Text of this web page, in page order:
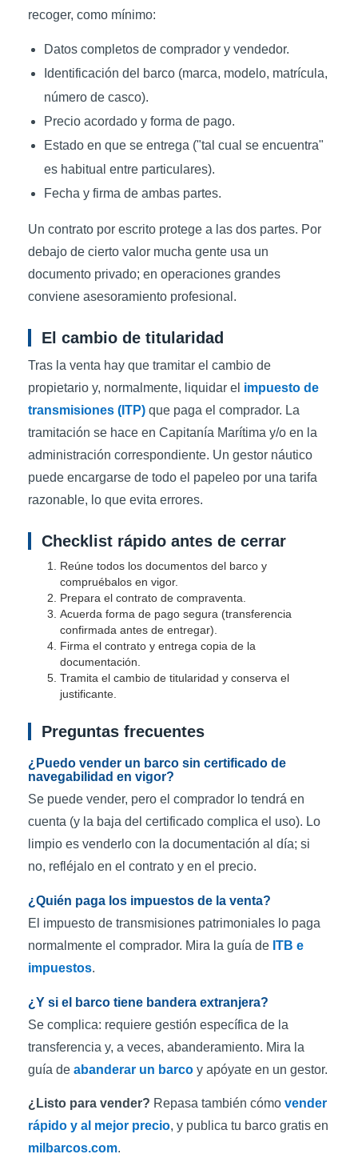
recoger, como mínimo:
Datos completos de comprador y vendedor.
Identificación del barco (marca, modelo, matrícula,
número de casco).
Precio acordado y forma de pago.
Estado en que se entrega ("tal cual se encuentra"
es habitual entre particulares).
Fecha y firma de ambas partes.
Un contrato por escrito protege a las dos partes. Por
debajo de cierto valor mucha gente usa un
documento privado; en operaciones grandes
conviene asesoramiento profesional.
El cambio de titularidad
Tras la venta hay que tramitar el cambio de
propietario y, normalmente, liquidar el impuesto de
transmisiones (ITP) que paga el comprador. La
tramitación se hace en Capitanía Marítima y/o en la
administración correspondiente. Un gestor náutico
puede encargarse de todo el papeleo por una tarifa
razonable, lo que evita errores.
Checklist rápido antes de cerrar
Reúne todos los documentos del barco y
compruébalos en vigor.
Prepara el contrato de compraventa.
Acuerda forma de pago segura (transferencia
confirmada antes de entregar).
Firma el contrato y entrega copia de la
documentación.
Tramita el cambio de titularidad y conserva el
justificante.
Preguntas frecuentes
¿Puedo vender un barco sin certificado de
navegabilidad en vigor?
Se puede vender, pero el comprador lo tendrá en
cuenta (y la baja del certificado complica el uso). Lo
limpio es venderlo con la documentación al día; si
no, refléjalo en el contrato y en el precio.
¿Quién paga los impuestos de la venta?
El impuesto de transmisiones patrimoniales lo paga
normalmente el comprador. Mira la guía de ITB e
impuestos.
¿Y si el barco tiene bandera extranjera?
Se complica: requiere gestión específica de la
transferencia y, a veces, abanderamiento. Mira la
guía de abanderar un barco y apóyate en un gestor.
¿Listo para vender? Repasa también cómo vender
rápido y al mejor precio, y publica tu barco gratis en
milbarcos.com.